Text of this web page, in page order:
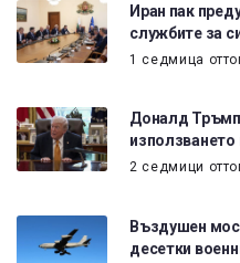
Иран пак
службите за
1 седмица
Доналд Тръмп
използването
2 седмици
Въздушен
десетки